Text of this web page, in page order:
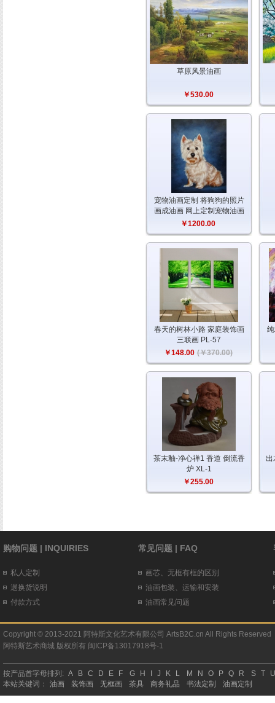
草原风景油画
￥530.00
宠物油画定制 将狗狗的照片
画成油画 网上定制宠物油画
￥1200.00
春天的树林小路 家庭装饰画
三联画 PL-57
￥148.00 (￥370.00)
茶末釉-净心禅1 香道 倒流香
炉 XL-1
￥255.00
出
购物问题 | INQUIRIES
私人定制
退换货说明
付款方式
常见问题 | FAQ
画芯、无框有框的区别
油画包装、运输和安装
油画常见问题
Copyright © 2013-2021 阿特斯文化艺术有限公司 ArtsB2C.cn All Rights Reserved
阿特斯艺术商城 版权所有 闽ICP备13017918号-1
按产品首字母排列: A B C D E F G H J K L M N O P Q R S T
U
本站关键词：
油画 装饰画 无框画 茶具 商务礼品 书法定制 油画定制